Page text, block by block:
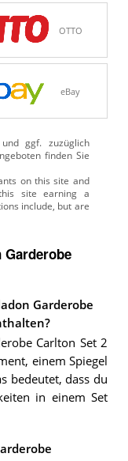
OTTO
eBay
ggf. zuzüglich
finden Sie
Garderobe
Garderobe
Carlton Set 2
einem Spiegel
bedeutet, dass du
in einem Set